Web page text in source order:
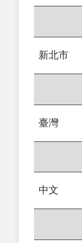
新北市
臺灣
中文